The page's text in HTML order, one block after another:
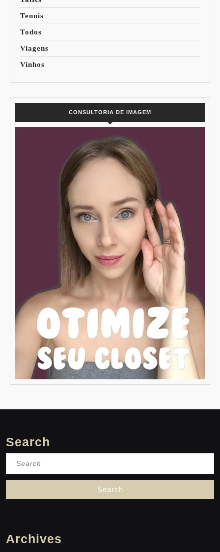
Tennis
Todos
Viagens
Vinhos
CONSULTORIA DE IMAGEM
Search
Archives